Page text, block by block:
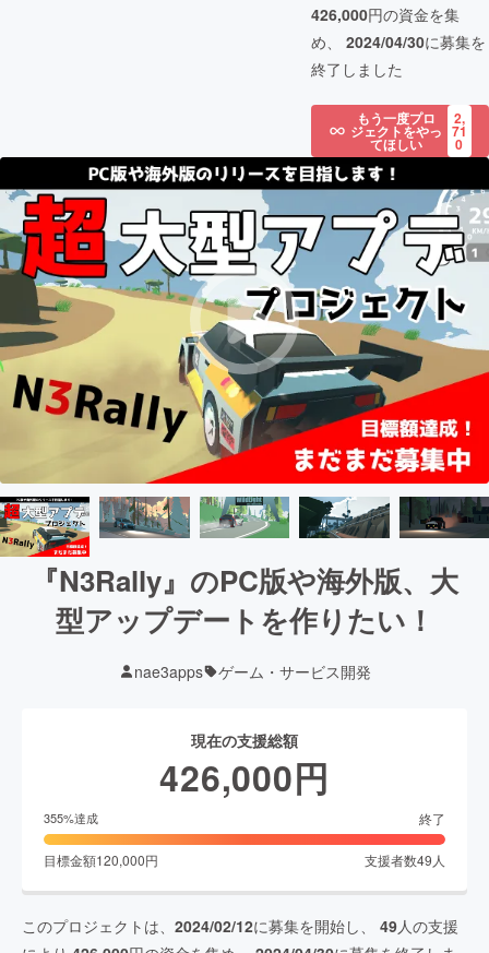
426,000円の資金を集
め、 2024/04/30に募集を
終了しました
もう一度プロ
ジェクトをやっ
てほしい
2,
71
0
『N3Rally』のPC版や海外版、大
型アップデートを作りたい！
nae3apps ゲーム・サービス開発
現在の支援総額
426,000円
355%達成 終了
目標金額120,000円 支援者数49 人
このプロジェクトは、 2024/02/12に募集を開始し、 49人の支援